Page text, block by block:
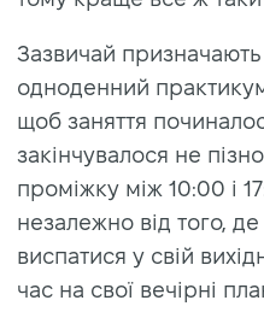
Зазвичай
одноденний
щоб заняття
закінчувалося не
проміжку між 10:00 і
незалежно від того,
виспатися у свій
час на свої вечірні